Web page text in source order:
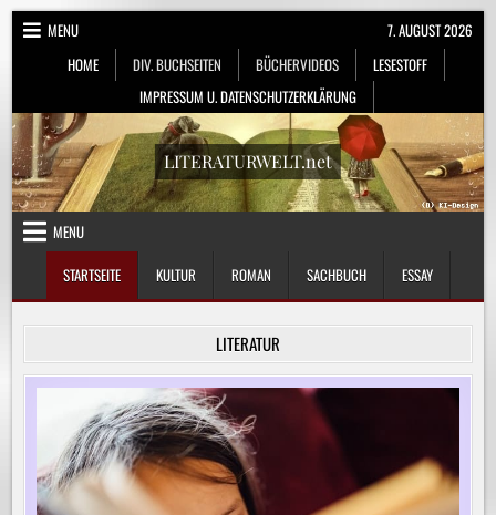
Skip
MENU
HOME
DIV. BUCHSEITEN BÜCHERVIDEOS
LESESTOFF
IMPRESSUM U. DATENSCHUTZERKLÄRUNG
7. AUGUST 2026
LITERATURWELT.net
MENU
STARTSEITE
KULTUR ROMAN SACHBUCH ESSAY
LITERATUR